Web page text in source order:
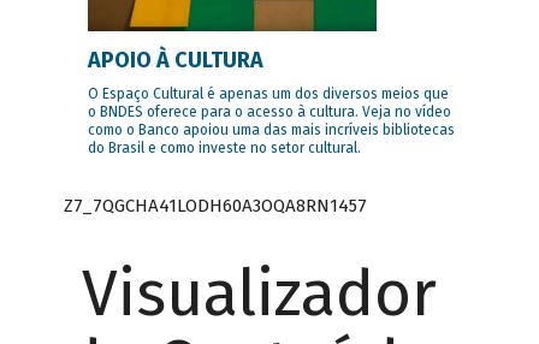
APOIO À CULTURA
O Espaço Cultural é apenas um dos diversos meios que
o BNDES oferece para o acesso à cultura. Veja no vídeo
como o Banco apoiou uma das mais incríveis bibliotecas
do Brasil e como investe no setor cultural.
Z7_7QGCHA41LODH60A3OQA8RN1457
Visualizador